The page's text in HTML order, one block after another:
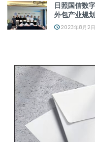
日照国信数
外包产业规
2023年8月2日